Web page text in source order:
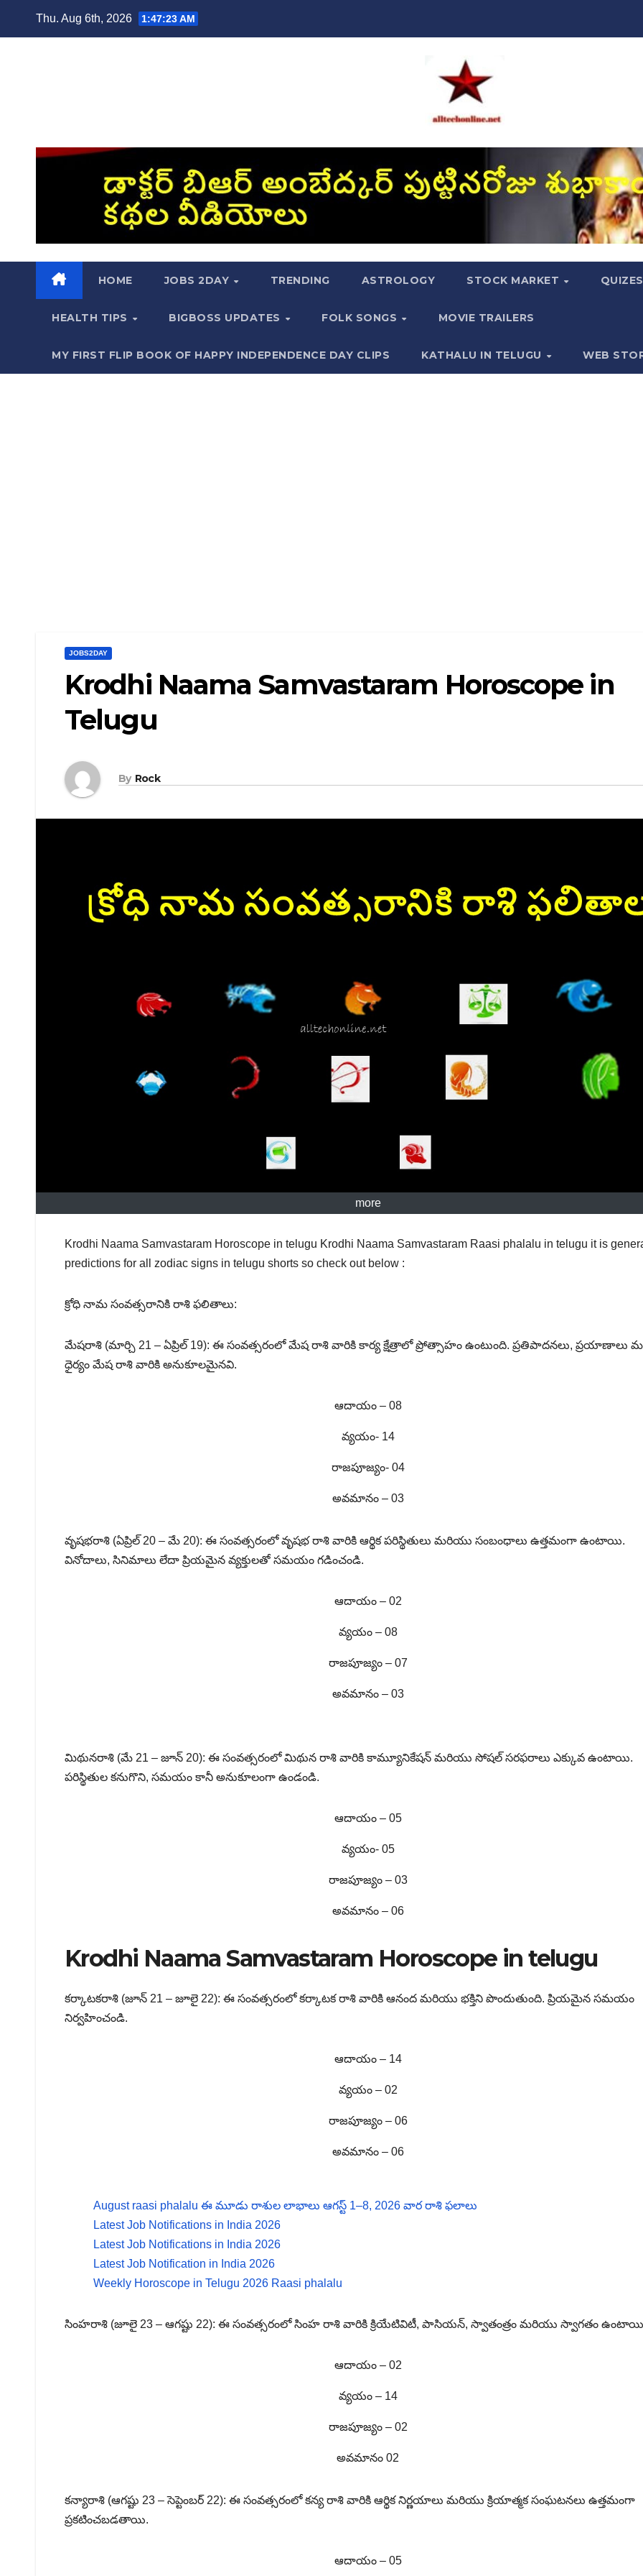
Thu. Aug 6th, 2026 1:47:24 AM
HOME JOBS 2DAY TRENDING ASTROLOGY STOCK MARKET
HEALTH TIPS BIGBOSS UPDATES FOLK SONGS MOVIE TRAILERS
MY FIRST FLIP BOOK OF HAPPY INDEPENDENCE DAY CLIPS KATHALU IN TELUGU WEB
JOBS2DAY
Krodhi Naama Samvastaram Horoscope in
Telugu
By Rock
more
Krodhi Naama Samvastaram Horoscope in telugu Krodhi Naama Samvastaram Raasi phalalu in telugu it is
predictions for all zodiac signs in telugu shorts so check out below :
క్రోధి నామ సంవత్సరానికి రాశి ఫలితాలు:
మేషరాశి (మార్చి 21 – ఏప్రిల్ 19): ఈ సంవత్సరంలో మేష రాశి వారికి కార్య క్షేత్రాలో ప్రోత్సాహం ఉంటుంది. ప్రతిపాదనలు, ప్రయాణాలు
ధైర్యం మేష రాశి వారికి అనుకూలమైనవి.
ఆదాయం – 08
వ్యయం- 14
రాజపూజ్యం- 04
అవమానం – 03
వృషభరాశి (ఏప్రిల్ 20 – మే 20): ఈ సంవత్సరంలో వృషభ రాశి వారికి ఆర్థిక పరిస్థితులు మరియు సంబంధాలు ఉత్తమంగా ఉంటాయి.
వినోదాలు, సినిమాలు లేదా ప్రియమైన వ్యక్తులతో సమయం గడించండి.
ఆదాయం – 02
వ్యయం – 08
రాజపూజ్యం – 07
అవమానం – 03
మిథునరాశి (మే 21 – జూన్ 20): ఈ సంవత్సరంలో మిథున రాశి వారికి కామ్యూనికేషన్ మరియు సోషల్ సరఫరాలు ఎక్కువ ఉంటాయి.
పరిస్థితుల కనుగొని, సమయం కానీ అనుకూలంగా ఉండండి.
ఆదాయం – 05
వ్యయం- 05
రాజపూజ్యం – 03
అవమానం – 06
Krodhi Naama Samvastaram Horoscope in telugu
కర్కాటకరాశి (జూన్ 21 – జూలై 22): ఈ సంవత్సరంలో కర్కాటక రాశి వారికి ఆనంద మరియు భక్తిని పొందుతుంది. ప్రియమైన సమయం
నిర్వహించండి.
ఆదాయం – 14
వ్యయం – 02
రాజపూజ్యం – 06
అవమానం – 06
August raasi phalalu ఈ మూడు రాశుల లాభాలు ఆగస్ట్ 1–8, 2026 వార రాశి ఫలాలు
Latest Job Notifications in India 2026
Latest Job Notifications in India 2026
Latest Job Notification in India 2026
Weekly Horoscope in Telugu 2026 Raasi phalalu
సింహరాశి (జూలై 23 – ఆగష్టు 22): ఈ సంవత్సరంలో సింహ రాశి వారికి క్రియేటివిటీ, పాసియన్, స్వాతంత్రం మరియు స్వాగతం
ఆదాయం – 02
వ్యయం – 14
రాజపూజ్యం – 02
అవమానం 02
కన్యారాశి (ఆగష్టు 23 – సెప్టెంబర్ 22): ఈ సంవత్సరంలో కన్య రాశి వారికి ఆర్థిక నిర్ణయాలు మరియు క్రియాత్మక సంఘటనలు ఉత్తమంగా
ప్రకటించబడతాయి.
ఆదాయం – 05